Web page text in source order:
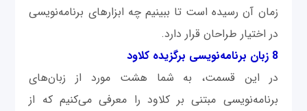
زمان آن رسیده است تا ببینیم چه ابزارها‌ی برنامه‌نویسی
در اختیار طراحان قرار دارد.
8 زبان‌ برنامه‌نویسی برگزیده کلاود
در این قسمت، به شما هشت مورد از زبان‌های
برنامه‌نویسی مبتنی بر کلاود را معرفی می‌کنیم که از